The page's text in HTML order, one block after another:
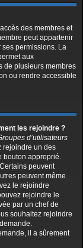
des membres et
peut appartenir
permissions. La
aux
de plusieurs membres
ou rendre accessible
les rejoindre ?
d’utilisateurs
rejoindre un des
bouton approprié.
peuvent
peuvent même
le rejoindre
rejoindre le
par un chef de
souhaitez rejoindre
il a sûrement